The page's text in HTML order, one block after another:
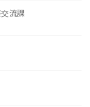
流課